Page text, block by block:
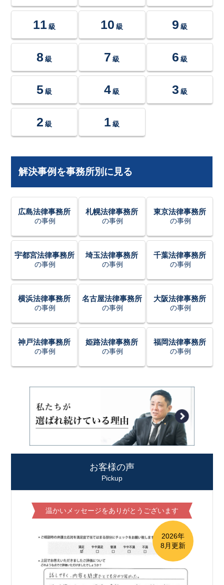
11 級 10 級 9 級
8 級 7 級 6 級
5 級 4 級 3 級
2 級 1 級
解決事例を事務所別に見る
広島法律事務所
の事例
札幌法律事務所
の事例
東京法律事務所
の事例
宇都宮法律事務所
の事例
埼玉法律事務所
の事例
千葉法律事務所
の事例
横浜法律事務所
の事例
名古屋法律事務所
の事例
大阪法律事務所
の事例
神戸法律事務所
の事例
姫路法律事務所
の事例
福岡法律事務所
の事例
お客様の声
Pickup
温かいメッセージをありがとうございます
2026年
8月更新